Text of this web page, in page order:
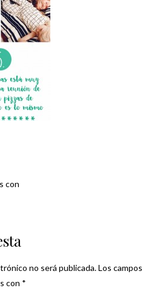
con
no será publicada.Los campos
con *